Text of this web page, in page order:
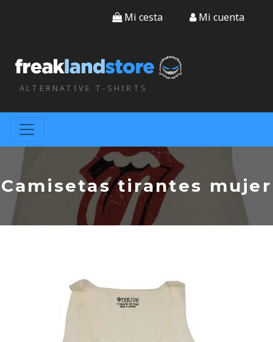
ALTERNATIVE T-SHIRTS
Mi cesta Mi cuenta
Camisetas tirantes mujer